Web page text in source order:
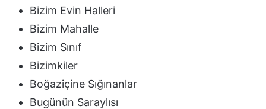
Bizim Evin Halleri
Bizim Mahalle
Bizim Sınıf
Bizimkiler
Boğaziçine Sığınanlar
Bugünün Saraylısı